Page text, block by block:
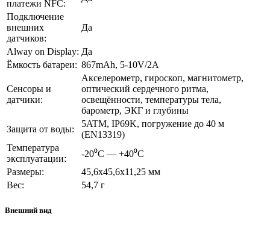
платежи NFC:
Подключение
внешних
датчиков:
Да
Alway on Display: Да
Ёмкость батареи: 867mAh, 5-10V/2A
Сенсоры и
датчики:
Акселерометр, гироскоп, магнитометр,
оптический сердечного ритма,
освещённости, температуры тела,
барометр, ЭКГ и глубины
Защита от воды:
5ATM, IP69K, погружение до 40 м
(EN13319)
Температура
эксплуатации:
-20⁰С — +40⁰С
Размеры:
45,6х45,6х11,25 мм
Вес:
54,7 г
Внешний вид